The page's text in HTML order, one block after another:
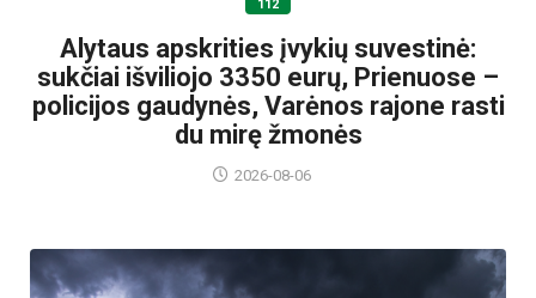
112
Alytaus apskrities įvykių suvestinė:
sukčiai išviliojo 3350 eurų, Prienuose –
policijos gaudynės, Varėnos rajone rasti
du mirę žmonės
2026-08-06